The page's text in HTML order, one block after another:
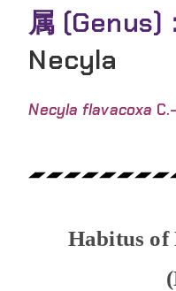
属 (Genus)
Necyla
Necyla flavacoxa
Habitus